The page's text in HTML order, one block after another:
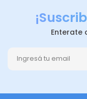
Enterate